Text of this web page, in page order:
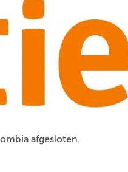
afgesloten.